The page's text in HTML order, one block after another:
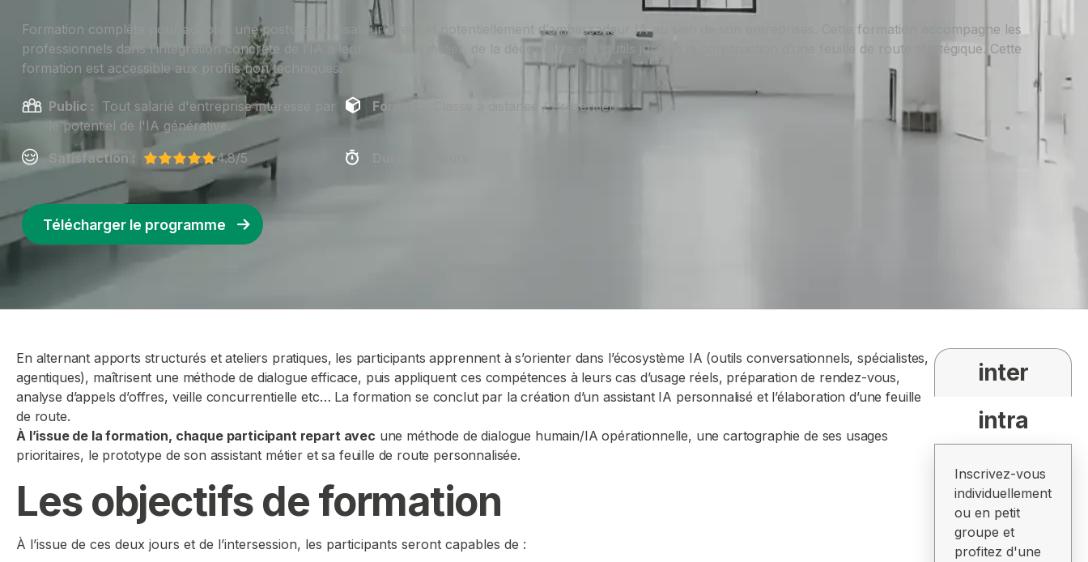
Formation complète pour adopter une posture d’utilisateur averti et potentiellement d’ambassadeur IA au sein de son entreprises. Cette formation accompagne les
professionnels dans l’intégration concrète de l’IA à leur quotidien métier, de la découverte des outils jusqu’à la construction d’une feuille de route stratégique. Cette
formation est accessible aux profils non techniques.
Public : Tout salarié d'entreprise intéressé par
le potentiel de l'IA générative.
Format : Classe à distance / Présentiel
Satisfaction : 4.8/5
Télécharger le programme
En alternant apports structurés et ateliers pratiques, les participants apprennent à s’orienter dans l’écosystème IA (outils conversationnels, spécialistes,
agentiques), maîtrisent une méthode de dialogue efficace, puis appliquent ces compétences à leurs cas d’usage réels, préparation de rendez-vous,
analyse d’appels d’offres, veille concurrentielle etc… La formation se conclut par la création d’un assistant IA personnalisé et l’élaboration d’une feuille
de route.
À l’issue de la formation, chaque participant repart avec une méthode de dialogue humain/IA opérationnelle, une cartographie de ses usages
prioritaires, le prototype de son assistant métier et sa feuille de route personnalisée.
Les objectifs de formation
À l’issue de ces deux jours et de l’intersession, les participants seront capables de :
inter
intra
Inscrivez-vous
individuellement
ou en petit
groupe et
profitez d'une